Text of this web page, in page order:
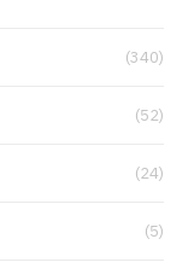
(340)
(52)
(24)
(5)